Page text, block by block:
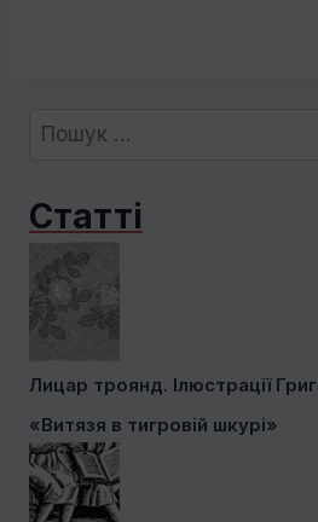
Пошук:
Статті
Лицар троянд. Ілюстрації
«Витязя в тигровій шкурі»